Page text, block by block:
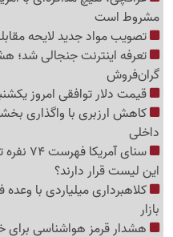
مشروط است
تصویب مواد جدید لایحه
تعرفه اینترنت جنجالی شد؛
گرا‌ن‌فروش
قیمت دلار توافقی امروز یکشنبه 18 مرداد 1405؛ دلار
کاهش ارزبری با واگذاری
داخلی
سنای
این لیست قرار دارند؟
کلاهبرداری میلیاردی با
بازار
هشدار قرمز هواشناسی برای